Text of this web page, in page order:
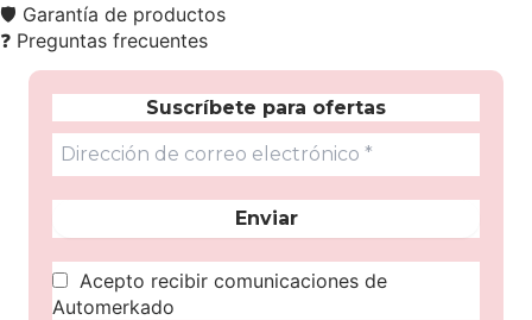
🛡️ Garantía de productos
❓ Preguntas frecuentes
Suscríbete para ofertas
Acepto recibir comunicaciones de
Automerkado